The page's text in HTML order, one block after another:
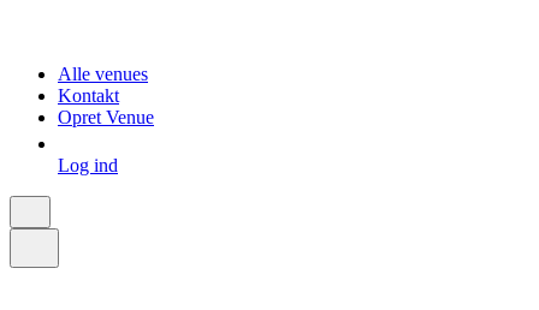
Alle venues
Kontakt
Opret Venue
Log ind